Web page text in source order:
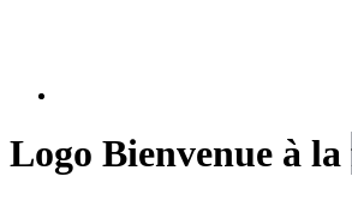
Logo Bienvenue à la